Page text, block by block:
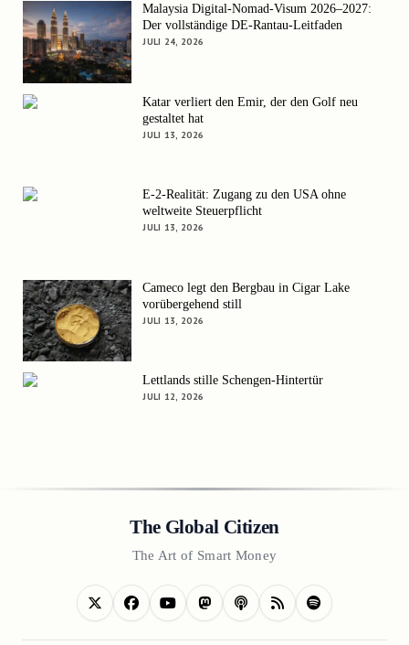
Malaysia Digital-Nomad-Visum 2026–2027:
Der vollständige DE-Rantau-Leitfaden
JULI 24, 2026
Katar verliert den Emir, der den Golf neu
gestaltet hat
JULI 13, 2026
E-2-Realität: Zugang zu den USA ohne
weltweite Steuerpflicht
JULI 13, 2026
Cameco legt den Bergbau in Cigar Lake
vorübergehend still
JULI 13, 2026
Lettlands stille Schengen-Hintertür
JULI 12, 2026
The Global Citizen
The Art of Smart Money